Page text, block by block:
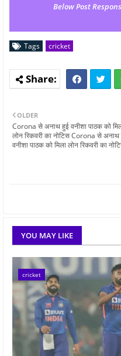
Below Post
Tags cricket
OLDER
Corona से अनाथ हुई वनीशा पाठक को
लोन रिकवरी का नोटिस Corona से अनाथ
वनीशा पाठक को मिला लोन रिकवरी का
YOU MAY LIKE
cricket